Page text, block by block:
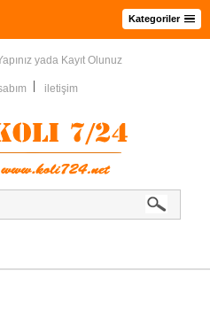
Kategoriler
yada Kayıt Olunuz
iletişim